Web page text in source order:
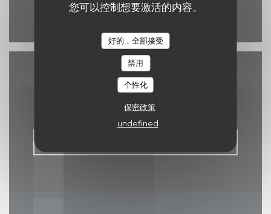
您可以控制想要激活的内容。
好的，全部接受
禁用
个性化
保密政策
undefined
Facebook ((在新窗口中打
联系我们